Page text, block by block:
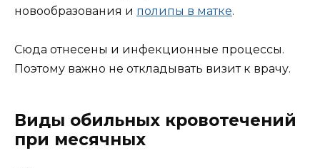
новообразования и полипы в матке.
Сюда отнесены и инфекционные процессы.
Поэтому важно не откладывать визит к врачу.
Виды обильных кровотечений
при месячных